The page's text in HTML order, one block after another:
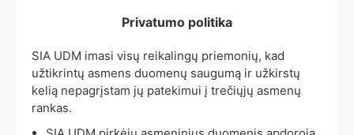
Privatumo politika
SIA UDM imasi visų reikalingų priemonių, kad
užtikrintų asmens duomenų saugumą ir užkirstų
kelią nepagrįstam jų patekimui į trečiųjų asmenų
rankas.